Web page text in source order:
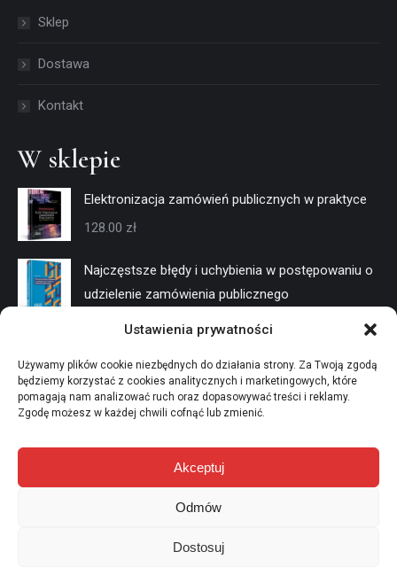
Ustawienia prywatności
Używamy plików cookie niezbędnych do działania strony. Za Twoją zgodą
będziemy korzystać z cookies analitycznych i marketingowych, które
pomagają nam analizować ruch oraz dopasowywać treści i reklamy.
Zgodę możesz w każdej chwili cofnąć lub zmienić.
Akceptuj
Odmów
Dostosuj
newnew
Sklep
Dostawa
Kontakt
W sklepie
Elektronizacja zamówień publicznych w praktyce
128.00 zł
Najczęstsze błędy i uchybienia w postępowaniu o
udzielenie zamówienia publicznego
128.00zł
Negocjacje w trybach konkurencyjnych
128.00 zł
Przetargi Publiczne - miesięcznik wart zamówienia